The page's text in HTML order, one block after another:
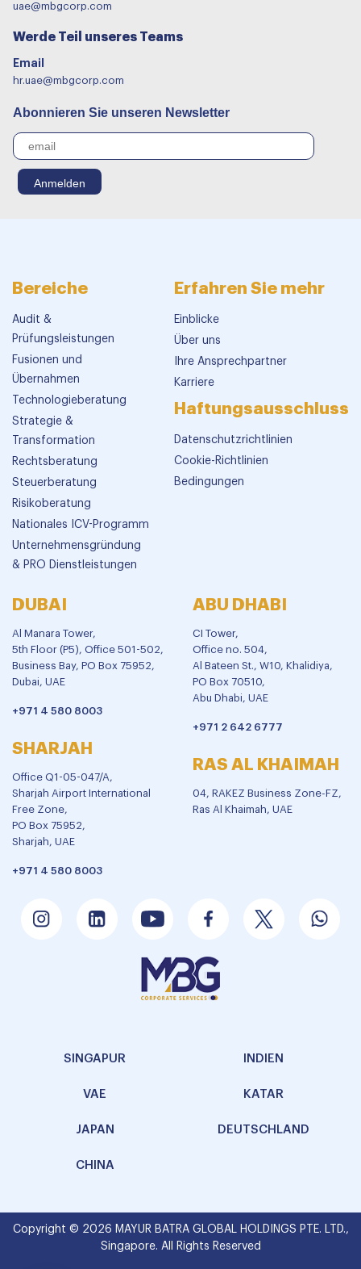
uae@mbgcorp.com
Werde Teil unseres Teams
Email
hr.uae@mbgcorp.com
Abonnieren Sie unseren Newsletter
Bereiche
Audit &
Prüfungsleistungen
Fusionen und
Übernahmen
Technologieberatung
Strategie &
Transformation
Rechtsberatung
Steuerberatung
Risikoberatung
Nationales ICV-Programm
Unternehmensgründung
& PRO Dienstleistungen
Erfahren Sie mehr
Einblicke
Über uns
Ihre Ansprechpartner
Karriere
Haftungsausschluss
Datenschutzrichtlinien
Cookie-Richtlinien
Bedingungen
DUBAI
Al Manara Tower,
5th Floor (P5), Office 501-502,
Business Bay, PO Box 75952,
Dubai, UAE
+971 4 580 8003
SHARJAH
Office Q1-05-047/A,
Sharjah Airport International
Free Zone,
PO Box 75952,
Sharjah, UAE
+971 4 580 8003
ABU DHABI
CI Tower,
Office no. 504,
Al Bateen St., W10, Khalidiya,
PO Box 70510,
Abu Dhabi, UAE
+971 2 642 6777
RAS AL KHAIMAH
04, RAKEZ Business Zone-FZ,
Ras Al Khaimah, UAE
SINGAPUR INDIEN
VAE KATAR
JAPAN DEUTSCHLAND
CHINA
Copyright © 2026 MAYUR BATRA GLOBAL HOLDINGS PTE. LTD.,
Singapore. All Rights Reserved